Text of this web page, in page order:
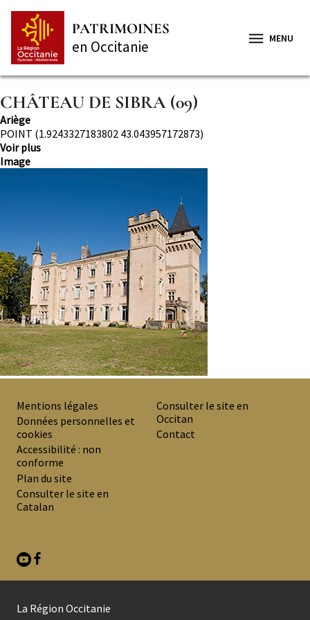
contenu
principal
PATRIMOINES
en Occitanie MENU
CHÂTEAU DE SIBRA (09)
Département
Ariège
Localisation
POINT (1.9243327183802 43.043957172873)
Voir plus
Image
PREMIER
MENU
DE
BAS
DE
Mentions légales
Données personnelles et
cookies
Accessibilité : non
conforme
Plan du site
Consulter le site en
Catalan
Consulter le site en
Occitan
Contact
La Région Occitanie